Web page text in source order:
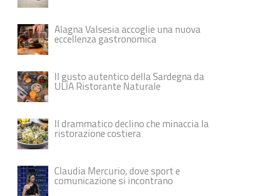
Alagna Valsesia accoglie una nuova
eccellenza gastronomica
Il gusto autentico della Sardegna da
ULÌA Ristorante Naturale
Il drammatico declino che minaccia la
ristorazione costiera
Claudia Mercurio, dove sport e
comunicazione si incontrano